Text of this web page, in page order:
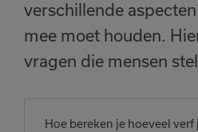
verschillende
mee moet houden.
vragen die mensen
Hoe bereken je hoeveel verf